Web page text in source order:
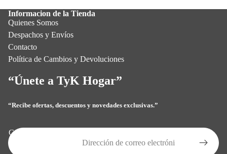
Informacion de la Tienda
Quienes Somos
Despachos y Envíos
Contacto
Política de Cambios y Devoluciones
“Únete a TyK Hogar”
“Recibe ofertas, descuentos y novedades exclusivas.”
Correo electrónico
Política de privacidad